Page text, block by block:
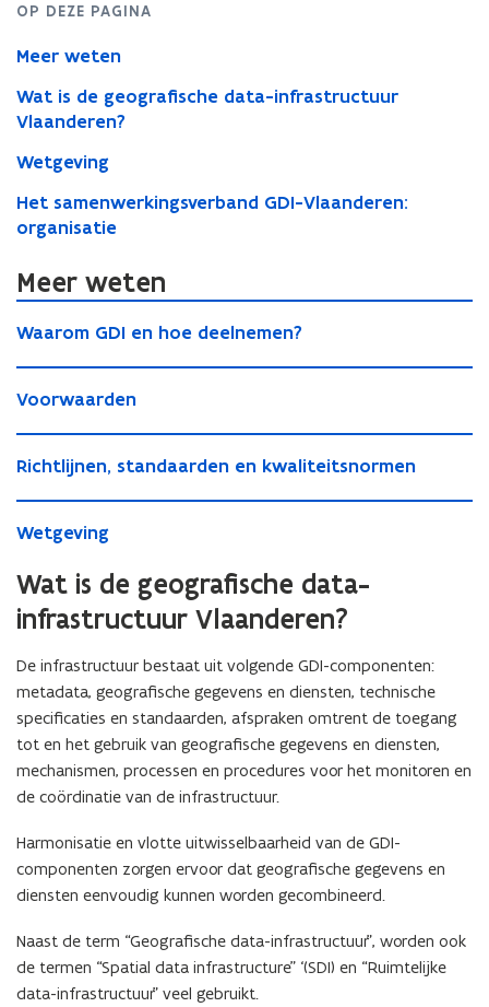
OP DEZE PAGINA
Meer weten
Wat is de geografische data-infrastructuur
Vlaanderen?
Wetgeving
Het samenwerkingsverband GDI-Vlaanderen:
organisatie
Meer weten
a
o
D
n
o
e
d
e
l
n
e
m
e
?
Waarom GDI en hoe deelnemen?
W
r
G
e
h
o
e
e
e
l
n
e
m
n
?
o
w
r
e
n
Voorwaarden
V
r
a
d
e
n
i
t
i
j
n
n
,
s
t
a
n
a
r
d
n
e
n
Richtlijnen, standaarden en kwaliteitsnormen
R
h
l
i
j
e
n
,
s
t
a
n
d
a
a
r
e
n
e
e
g
v
n
g
Wetgeving
W
t
g
e
i
n
g
Wat is de geografische data-
infrastructuur Vlaanderen?
De infrastructuur bestaat uit volgende GDI-componenten:
metadata, geografische gegevens en diensten, technische
specificaties en standaarden, afspraken omtrent de toegang
tot en het gebruik van geografische gegevens en diensten,
mechanismen, processen en procedures voor het monitoren en
de coördinatie van de infrastructuur.
Harmonisatie en vlotte uitwisselbaarheid van de GDI-
componenten zorgen ervoor dat geografische gegevens en
diensten eenvoudig kunnen worden gecombineerd.
Naast de term “Geografische data-infrastructuur”, worden ook
de termen “Spatial data infrastructure” ‘(SDI) en “Ruimtelijke
data-infrastructuur” veel gebruikt.